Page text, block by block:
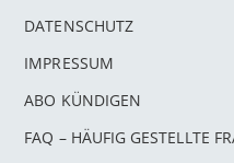
DATENSCHUTZ
IMPRESSUM
ABO KÜNDIGEN
FAQ – HÄUFIG GESTELLTE